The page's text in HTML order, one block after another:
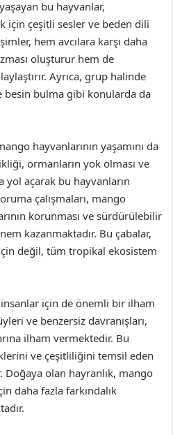
bu hayvanlar,
çeşitli sesler ve beden dili
hem avcılara karşı daha
oluşturur hem de
Ayrıca, grup halinde
besin bulma gibi konularda da
hayvanlarının yaşamını da
ormanların yok olması ve
yol açarak bu hayvanların
çalışmaları, mango
korunması ve sürdürülebilir
kazanmaktadır. Bu çabalar,
değil, tüm tropikal ekosistem
insanlar için de önemli bir ilham
ve benzersiz davranışları,
ilham vermektedir. Bu
ve çeşitliliğini temsil eden
olan hayranlık, mango
daha fazla farkındalık